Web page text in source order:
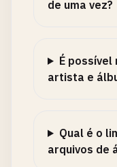
de uma vez?
É
artista e
Qual é o
arquivos de